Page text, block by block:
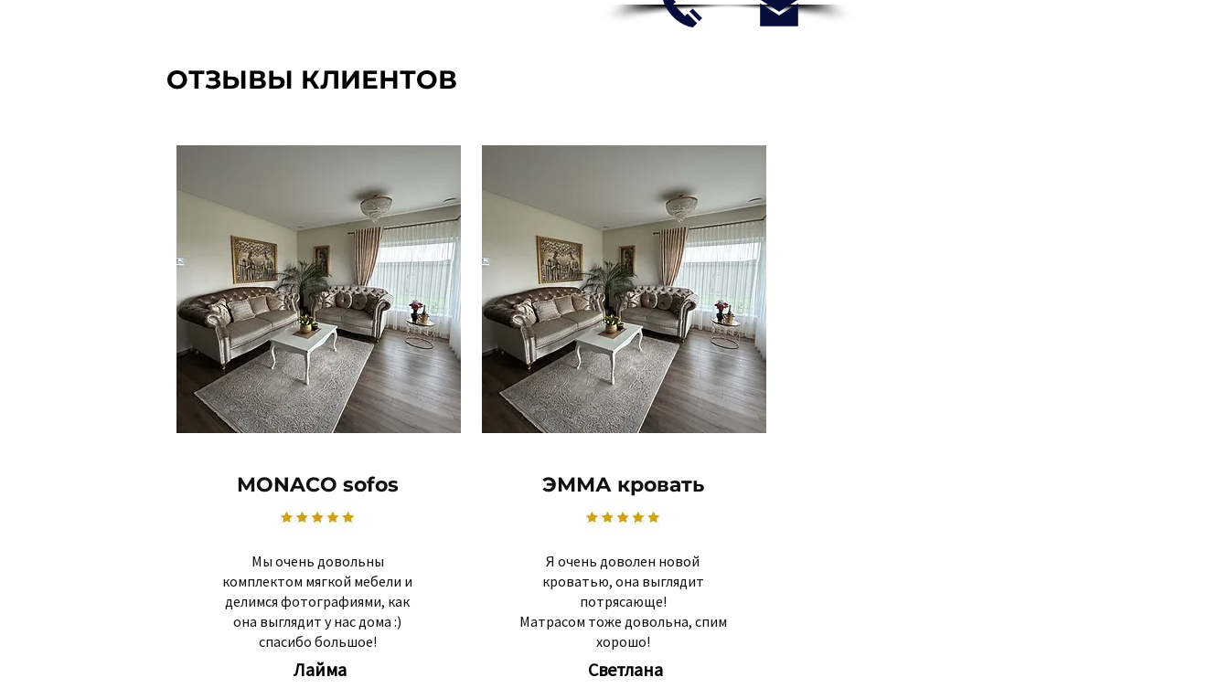
ОТЗЫВЫ КЛИЕНТОВ
MONACO sofos
Мы очень довольны
комплектом мягкой мебели и
делимся фотографиями, как
она выглядит у нас дома :)
спасибо большое!
Лайма
ЭММА кровать
Я очень доволен новой
кроватью, она выглядит
потрясающе!
Матрасом тоже довольна, спим
хорошо!
Светлана